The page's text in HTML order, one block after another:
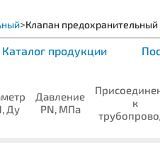
Клапан
Каталог продукции
Ду
Давление
PN, МПа
к